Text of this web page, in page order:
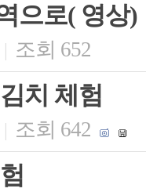
으로( 영상)
| 조회 652
치 체험
| 조회 642